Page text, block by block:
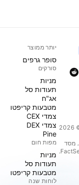
בחר נתוני ייחוס המסופקים על ידי FactSet. זכויות יוצרים © 2026
זכויות יוצרים © 2026, ‏American Bankers Association. מסד
הנתונים CUSIP מסופק על ידי FactSet Research Systems Inc.
יותר ממוצר
סופר גרפים
סורקים
מניות‏
תעודות סל
אג"ח
מטבעות קריפטו
צמדי CEX
צמדי DEX
Pine
מפות חום
מניות‏
תעודות סל
מטבעות קריפטו
לוחות שנה